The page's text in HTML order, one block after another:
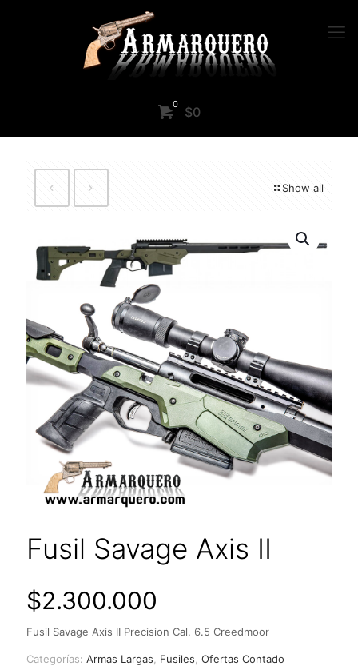
0 $0
Show all
Fusil Savage Axis II
$2.300.000
Fusil Savage Axis II Precision Cal. 6.5 Creedmoor
Categorías: Armas Largas Fusiles Ofertas Contado